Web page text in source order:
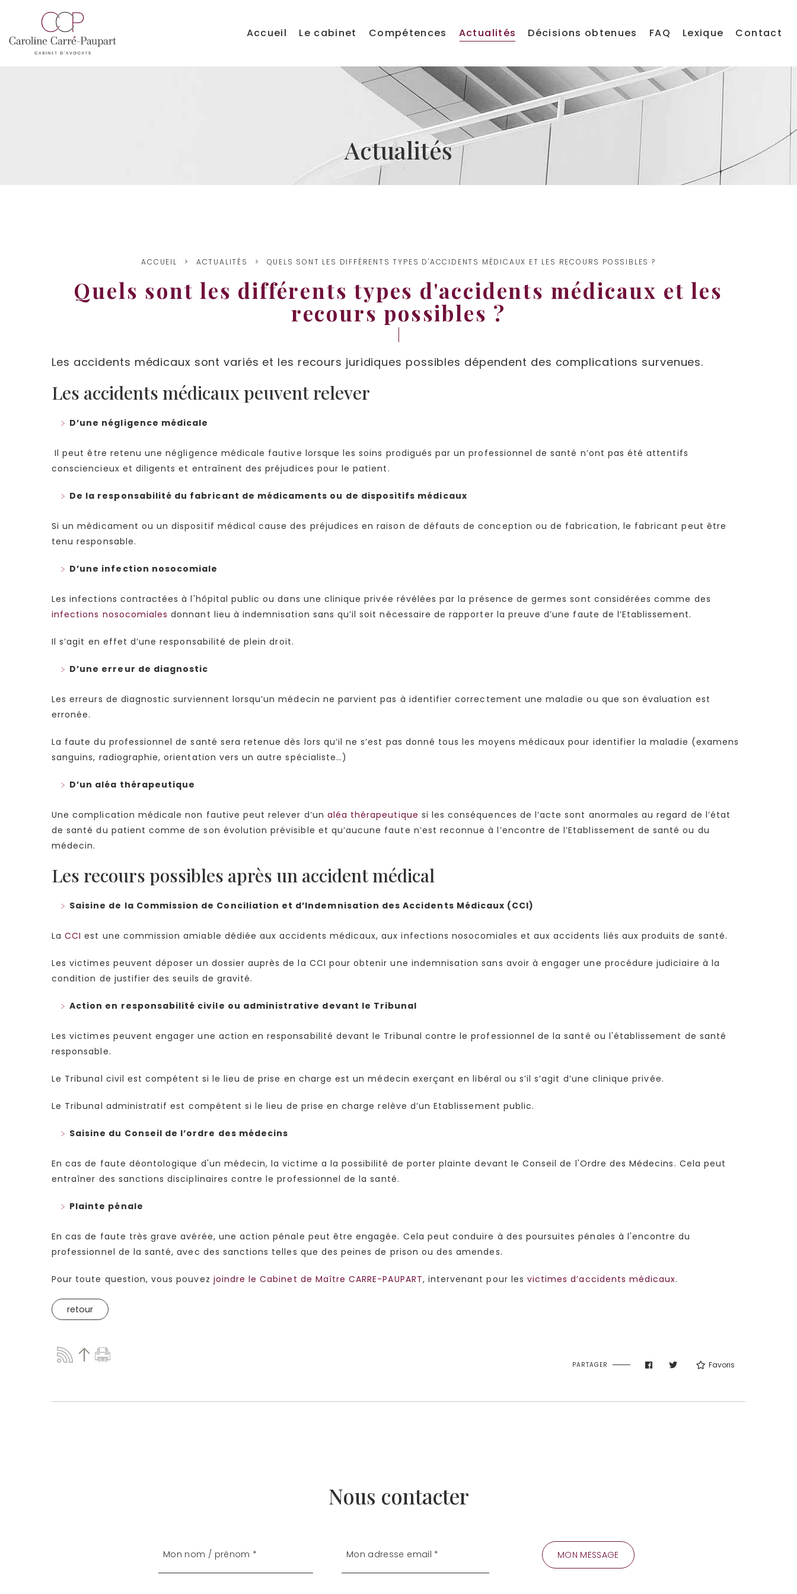
Accueil Le cabinet Compétences Actualités Décisions obtenues FAQ Lexique Contact
Actualités
ACCUEIL ACTUALITÉS QUELS SONT LES DIFFÉRENTS TYPES D'ACCIDENTS MÉDICAUX ET LES RECOURS POSSIBLES ?
Quels sont les différents types d'accidents médicaux et les
recours possibles ?
Les accidents médicaux sont variés et les recours juridiques possibles dépendent des complications survenues.
Les accidents médicaux peuvent relever
D’une négligence médicale
Il peut être retenu une négligence médicale fautive lorsque les soins prodigués par un professionnel de santé n’ont pas été attentifs
consciencieux et diligents et entraînent des préjudices pour le patient.
De la responsabilité du fabricant de médicaments ou de dispositifs médicaux
Si un médicament ou un dispositif médical cause des préjudices en raison de défauts de conception ou de fabrication, le fabricant peut être
tenu responsable.
D’une infection nosocomiale
Les infections contractées à l'hôpital public ou dans une clinique privée révélées par la présence de germes sont considérées comme des
infections nosocomiales donnant lieu à indemnisation sans qu’il soit nécessaire de rapporter la preuve d’une faute de l’Etablissement.
Il s’agit en effet d’une responsabilité de plein droit.
D’une erreur de diagnostic
Les erreurs de diagnostic surviennent lorsqu’un médecin ne parvient pas à identifier correctement une maladie ou que son évaluation est
erronée.
La faute du professionnel de santé sera retenue dès lors qu’il ne s’est pas donné tous les moyens médicaux pour identifier la maladie (examens
sanguins, radiographie, orientation vers un autre spécialiste…)
D’un aléa thérapeutique
Une complication médicale non fautive peut relever d’un aléa thérapeutique si les conséquences de l’acte sont anormales au regard de l’état
de santé du patient comme de son évolution prévisible et qu’aucune faute n’est reconnue à l’encontre de l’Etablissement de santé ou du
médecin.
Les recours possibles après un accident médical
Saisine de la Commission de Conciliation et d’Indemnisation des Accidents Médicaux (CCI)
LaCCIest une commission amiable dédiée aux accidents médicaux, aux infections nosocomiales et aux accidents liés aux produits de santé.
Les victimes peuvent déposer un dossier auprès de la CCI pour obtenir une indemnisation sans avoir à engager une procédure judiciaire à la
condition de justifier des seuils de gravité.
Action en responsabilité civile ou administrative devant le Tribunal
Les victimes peuvent engager une action en responsabilité devant le Tribunal contre le professionnel de la santé ou l'établissement de santé
responsable.
Le Tribunal civil est compétent si le lieu de prise en charge est un médecin exerçant en libéral ou s’il s’agit d’une clinique privée.
Le Tribunal administratif est compétent si le lieu de prise en charge relève d’un Etablissement public.
Saisine du Conseil de l’ordre des médecins
En cas de faute déontologique d'un médecin, la victime a la possibilité de porter plainte devant le Conseil de l'Ordre des Médecins. Cela peut
entraîner des sanctions disciplinaires contre le professionnel de la santé.
Plainte pénale
En cas de faute très grave avérée, une action pénale peut être engagée. Cela peut conduire à des poursuites pénales à l'encontre du
professionnel de la santé, avec des sanctions telles que des peines de prison ou des amendes.
Pour toute question, vous pouvez joindre le Cabinet de Maître CARRE-PAUPART, intervenant pour les victimes d’accidents médicaux.
retour
PARTAGER Favoris
Nous contacter